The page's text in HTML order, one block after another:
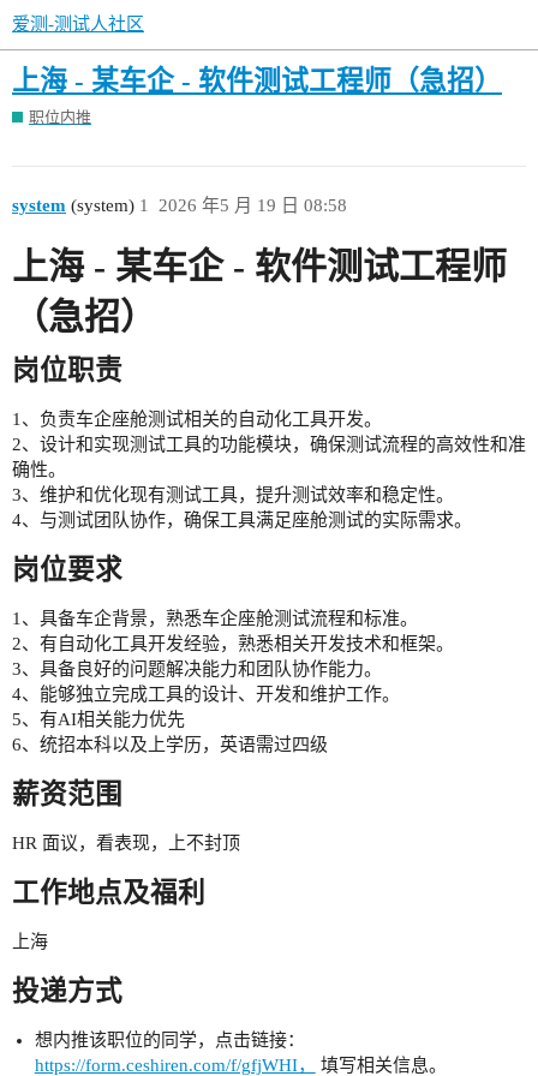
爱测-测试人社区
上海 - 某车企 - 软件测试工程师（急招）
职位内推
system (system) 2026 年5 月 19 日 08:58
1
上海 - 某车企 - 软件测试工程师
（急招）
岗位职责
1、负责车企座舱测试相关的自动化工具开发。
2、设计和实现测试工具的功能模块，确保测试流程的高效性和准
确性。
3、维护和优化现有测试工具，提升测试效率和稳定性。
4、与测试团队协作，确保工具满足座舱测试的实际需求。
岗位要求
1、具备车企背景，熟悉车企座舱测试流程和标准。
2、有自动化工具开发经验，熟悉相关开发技术和框架。
3、具备良好的问题解决能力和团队协作能力。
4、能够独立完成工具的设计、开发和维护工作。
5、有AI相关能力优先
6、统招本科以及上学历，英语需过四级
薪资范围
HR 面议，看表现，上不封顶
工作地点及福利
上海
投递方式
想内推该职位的同学，点击链接：
https://form.ceshiren.com/f/gfjWHI，
填写相关信息。